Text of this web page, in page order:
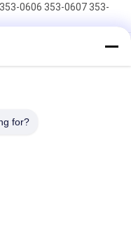
0606 353-0607 353-
Motor Hydraulisch
von Danfoss
angepasst
for?